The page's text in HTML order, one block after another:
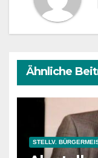
Ähnliche
STELLV.